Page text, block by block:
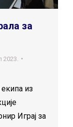
за
2023.
из
Играј за